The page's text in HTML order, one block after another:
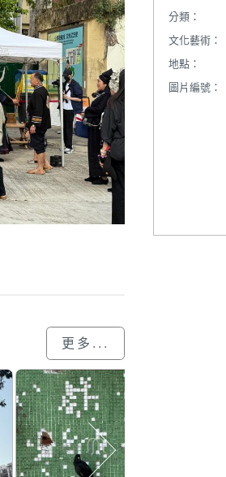
更多...
分類：
文化藝術：
地點：
圖片編號：